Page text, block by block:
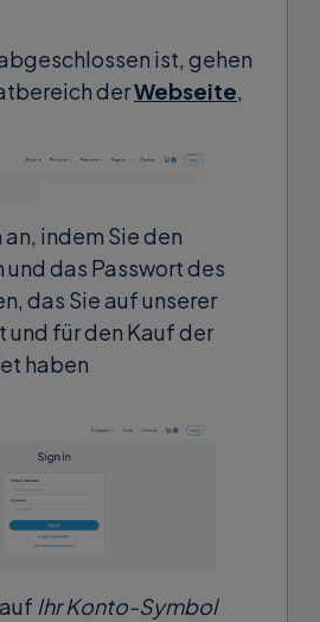
ist, gehen
derWebseite,
indem Sie den
das Passwort des
das Sie auf unserer
für den Kauf der
haben
Ihr Konto-Symbol